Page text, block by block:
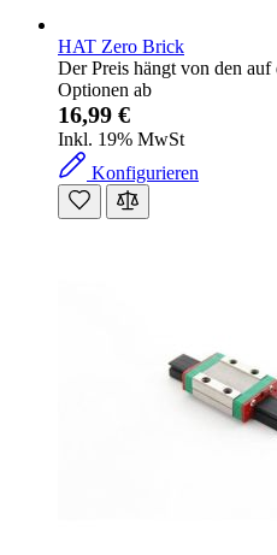
HAT Zero Brick
Der Preis hängt von den
Optionen ab
16,99 €
Inkl. 19% MwSt
Konfigurieren